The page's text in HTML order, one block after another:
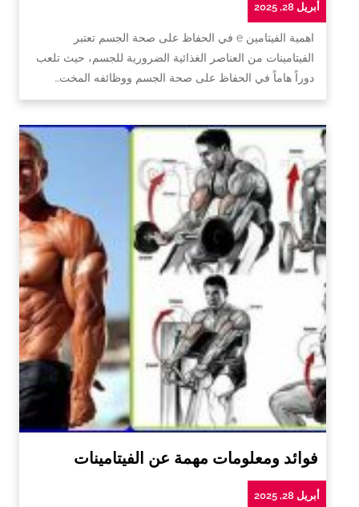
أبريل 28, 2025
اهمية الفيتامين e في الحفاظ على صحة الجسم تعتبر
الفيتامينات من العناصر الغذائية الضرورية للجسم، حيث تلعب
دوراً هاماً في الحفاظ على صحة الجسم ووظائفه المخت…
فوائد ومعلومات مهمة عن الفيتامينات
أبريل 28, 2025